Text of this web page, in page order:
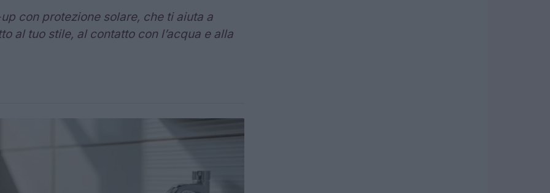
con protezione solare, che ti aiuta a
al tuo stile, al contatto con l’acqua e alla